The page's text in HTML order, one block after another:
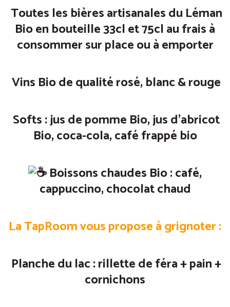
Toutes les bières artisanales du Léman
Bio en bouteille 33cl et 75cl au frais à
consommer sur place ou à emporter
Vins Bio de qualité rosé, blanc & rouge
Softs : jus de pomme Bio, jus d’abricot
Bio, coca-cola, café frappé bio
Boissons chaudes Bio : café,
cappuccino, chocolat chaud
La TapRoom vous propose à grignoter :
Planche du lac : rillette de féra + pain +
cornichons